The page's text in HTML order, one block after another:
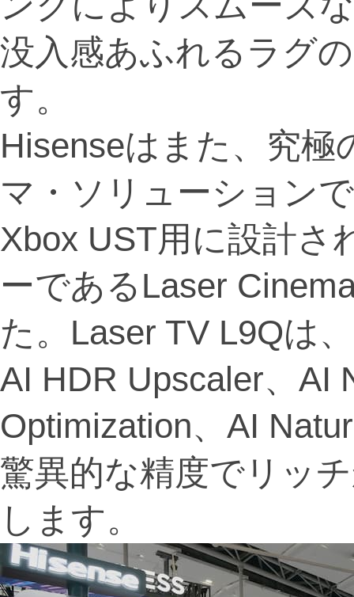
没入感あふれるラグ
す。
Hisenseはまた、究
マ・ソリューション
Xbox UST用に設計さ
ーであるLaser
た。Laser TV L9Qは
AI HDR Upscaler、AI
Optimization、AI
驚異的な精度でリッ
します。